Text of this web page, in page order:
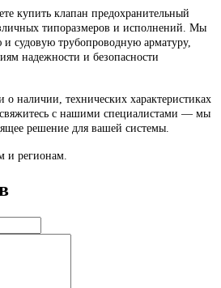
купить клапан предохранительный
типоразмеров и исполнений. Мы
судовую трубопроводную арматуру,
надежности и безопасности
наличии, технических характеристиках
с нашими специалистами — мы
решение для вашей системы.
и регионам.